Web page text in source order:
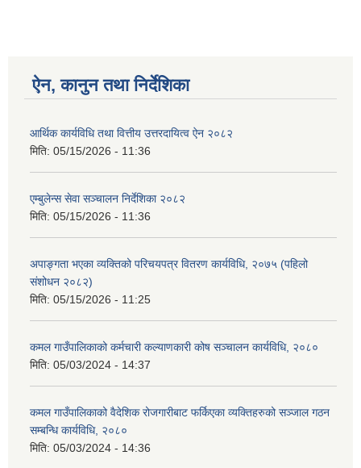
ऐन, कानुन तथा निर्देशिका
आर्थिक कार्यविधि तथा वित्तीय उत्तरदायित्व ऐन २०८२
मिति: 05/15/2026 - 11:36
एम्बुलेन्स सेवा सञ्चालन निर्देशिका २०८२
मिति: 05/15/2026 - 11:36
अपाङ्गता भएका व्यक्तिको परिचयपत्र वितरण कार्यविधि, २०७५ (पहिलो
संशोधन २०८२)
मिति: 05/15/2026 - 11:25
कमल गाउँपालिकाको कर्मचारी कल्याणकारी कोष सञ्चालन कार्यविधि, २०८०
मिति: 05/03/2024 - 14:37
कमल गाउँपालिकाको वैदेशिक रोजगारीबाट फर्किएका व्यक्तिहरुको सञ्जाल गठन
सम्बन्धि कार्यविधि, २०८०
मिति: 05/03/2024 - 14:36